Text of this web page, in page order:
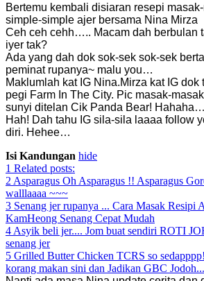
Bertemu kembali disiaran resepi
simple-simple ajer bersama Nina Mirza
Ceh ceh cehh….. Macam dah berbulan
iyer tak?
Ada yang dah dok sok-sek sok-sek
peminat rupanya~ malu you…
Maklumlah kat IG Nina.Mirza kat IG
pegi Farm In The City. Pic masak-
sunyi ditelan Cik Panda Bear!
Hah! Dah tahu IG sila-sila laaaa follow
diri. Hehee…
Isi Kandungan hide
1 Related posts:
2 Asparagus Oh Asparagus !! Asparagus
walllaaaa ~~~
3 Senang jer rupanya ... Cara Masak Resipi
KamHeong Senang Cepat Mudah
4 Asyik beli jer.... Jom buat sendiri ROTI
senang jer
5 Grilled Butter Chicken TCRS so
korang makan sini dan Jadikan GBC Jodoh...